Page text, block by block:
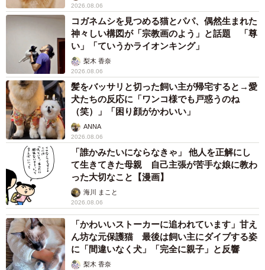
2026.08.06
コガネムシを見つめる猫とパパ、偶然生まれた
神々しい構図が「宗教画のよう」と話題 「尊
い」「ていうかライオンキング」
梨木 香奈
2026.08.06
髪をバッサリと切った飼い主が帰宅すると→愛
犬たちの反応に「ワンコ様でも戸惑うのね
（笑）」「困り顔がかわいい」
ANNA
2026.08.06
「誰かみたいにならなきゃ」 他人を正解にし
て生きてきた母親 自己主張が苦手な娘に教わ
った大切なこと【漫画】
海川 まこと
2026.08.06
「かわいいストーカーに追われています」甘え
ん坊な元保護猫 最後は飼い主にダイブする姿
に「間違いなく犬」「完全に親子」と反響
梨木 香奈